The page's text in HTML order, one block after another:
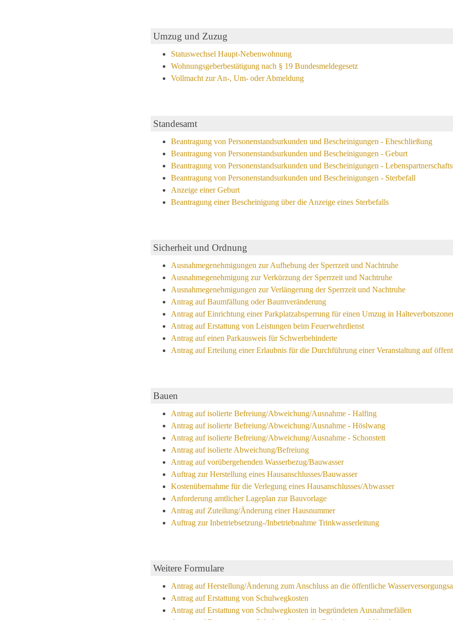
Umzug und Zuzug
Statuswechsel Haupt-Nebenwohnung
Wohnungsgeberbestätigung nach § 19 Bundesmeldegesetz
Vollmacht zur An-, Um- oder Abmeldung
Standesamt
Beantragung von Personenstandsurkunden und Bescheinigungen - Eheschließung
Beantragung von Personenstandsurkunden und Bescheinigungen - Geburt
Beantragung von Personenstandsurkunden und Bescheinigungen -
Beantragung von Personenstandsurkunden und Bescheinigungen - Sterbefall
Anzeige einer Geburt
Beantragung einer Bescheinigung über die Anzeige eines Sterbefalls
Sicherheit und Ordnung
Ausnahmegenehmigungen zur Aufhebung der Sperrzeit und Nachtruhe
Ausnahmegenehmigung zur Verkürzung der Sperrzeit und Nachtruhe
Ausnahmegenehmigungen zur Verlängerung der Sperrzeit und Nachtruhe
Antrag auf Baumfällung oder Baumveränderung
Antrag auf Einrichtung einer Parkplatzabsperrung für einen Umzug in
Antrag auf Erstattung von Leistungen beim Feuerwehrdienst
Antrag auf einen Parkausweis für Schwerbehinderte
Antrag auf Erteilung einer Erlaubnis für die Durchführung einer Veranstaltung auf
Bauen
Antrag auf isolierte Befreiung/Abweichung/Ausnahme - Halfing
Antrag auf isolierte Befreiung/Abweichung/Ausnahme - Höslwang
Antrag auf isolierte Befreiung/Abweichung/Ausnahme - Schonstett
Antrag auf isolierte Abweichung/Befreiung
Antrag auf vorübergehenden Wasserbezug/Bauwasser
Auftrag zur Herstellung eines Hausanschlusses/Bauwasser
Kostenübernahme für die Verlegung eines Hausanschlusses/Abwasser
Anforderung amtlicher Lageplan zur Bauvorlage
Antrag auf Zuteilung/Änderung einer Hausnummer
Auftrag zur Inbetriebsetzung-/Inbetriebnahme Trinkwasserleitung
Weitere Formulare
Antrag auf Herstellung/Änderung zum Anschluss an die öffentliche
Antrag auf Erstattung von Schulwegkosten
Antrag auf Erstattung von Schulwegkosten in begründeten Ausnahmefällen